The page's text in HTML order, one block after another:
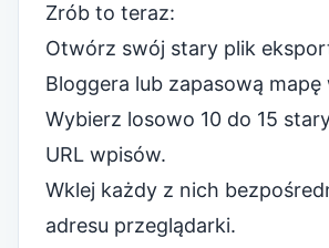
Zrób to teraz:
Otwórz swój stary plik
Bloggera lub zapasową
Wybierz losowo 10 do 15
URL wpisów.
Wklej każdy z nich
adresu przeglądarki.